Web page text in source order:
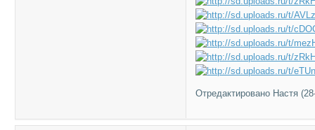
Отредактировано Настя